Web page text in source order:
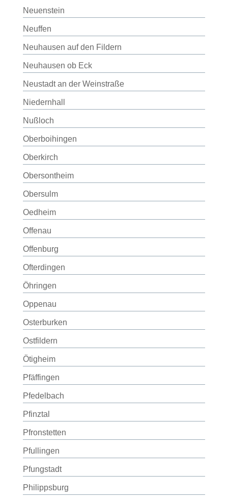
Neuenstein
Neuffen
Neuhausen auf den Fildern
Neuhausen ob Eck
Neustadt an der Weinstraße
Niedernhall
Nußloch
Oberboihingen
Oberkirch
Obersontheim
Obersulm
Oedheim
Offenau
Offenburg
Ofterdingen
Öhringen
Oppenau
Osterburken
Ostfildern
Ötigheim
Pfäffingen
Pfedelbach
Pfinztal
Pfronstetten
Pfullingen
Pfungstadt
Philippsburg